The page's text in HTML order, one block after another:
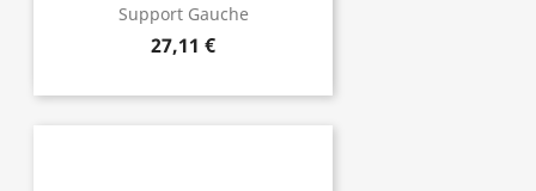
Support Gauche
27,11 €